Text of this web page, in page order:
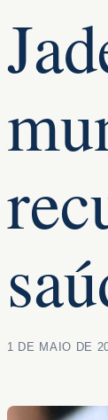
1 DE MAIO DE